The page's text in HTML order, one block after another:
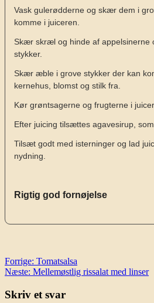
Vask gulerødderne og skær dem i
komme i juiceren.
Skær skræl og hinde af appelsinerne
stykker.
Skær æble i grove stykker der kan
kernehus, blomst og stilk fra.
Kør grøntsagerne og frugterne i
Efter juicing tilsættes agavesirup,
Tilsæt godt med isterninger og lad
nydning.
Rigtig god fornøjelse
Indlægsnavigation
Forrige: Tomatsalsa
Næste: Mellemøstlig rissalat med linser
Skriv et svar